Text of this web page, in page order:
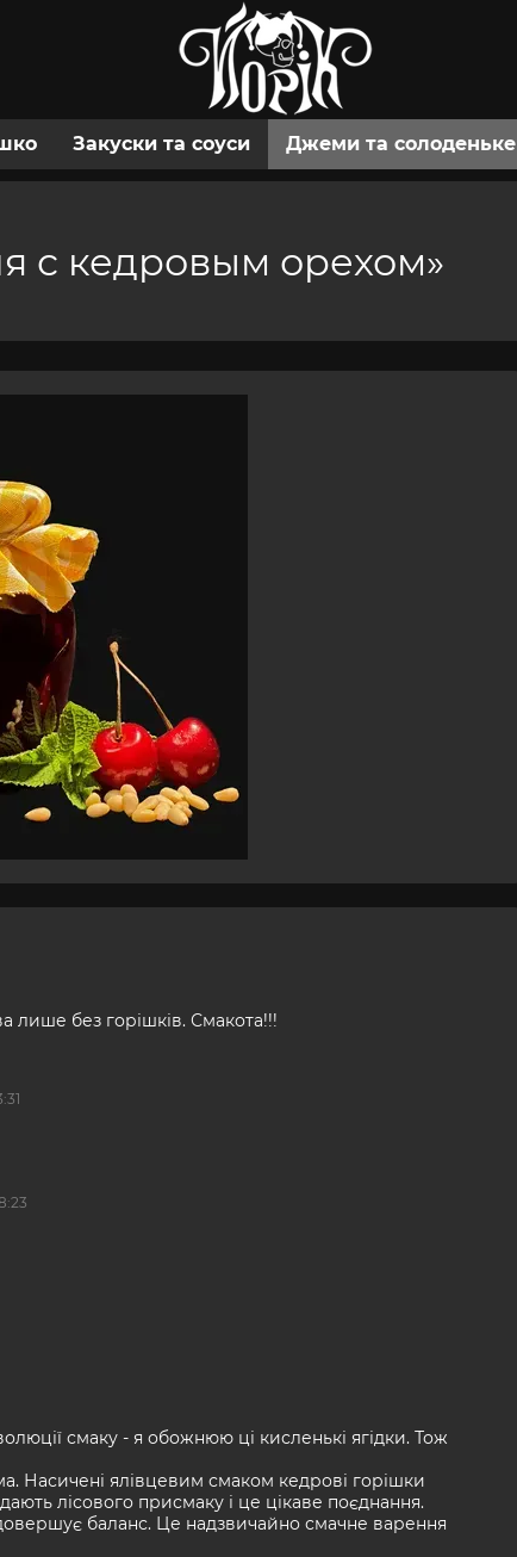
Закуски та соуси Джеми та солоденьке
с кедровым орехом»
лише без горішків. Смакота!!!
смаку - я обожнюю ці кисленькі ягідки. Тож
Насичені ялівцевим смаком кедрові горішки
лісового присмаку і це цікаве поєднання.
баланс. Це надзвичайно смачне варення